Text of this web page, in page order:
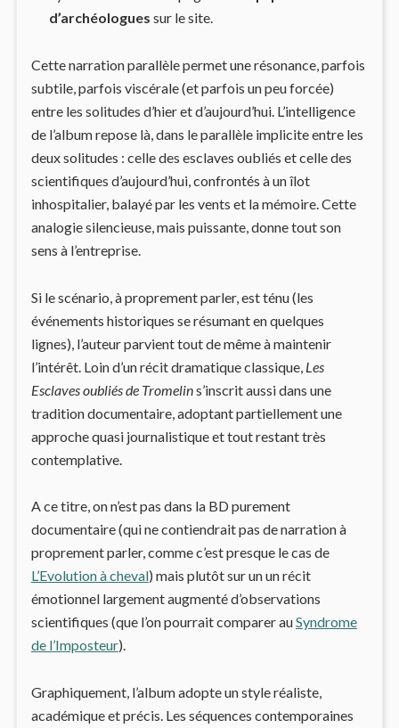
d’archéologues sur le site.
Cette narration parallèle permet une résonance, parfois
subtile, parfois viscérale (et parfois un peu forcée)
entre les solitudes d’hier et d’aujourd’hui. L’intelligence
de l’album repose là, dans le parallèle implicite entre les
deux solitudes : celle des esclaves oubliés et celle des
scientifiques d’aujourd’hui, confrontés à un îlot
inhospitalier, balayé par les vents et la mémoire. Cette
analogie silencieuse, mais puissante, donne tout son
sens à l’entreprise.
Si le scénario, à proprement parler, est ténu (les
événements historiques se résumant en quelques
lignes), l’auteur parvient tout de même à maintenir
l’intérêt. Loin d’un récit dramatique classique, Les
Esclaves oubliés de Tromelins’inscrit aussi dans une
tradition documentaire, adoptant partiellement une
approche quasi journalistique et tout restant très
contemplative.
A ce titre, on n’est pas dans la BD purement
documentaire (qui ne contiendrait pas de narration à
proprement parler, comme c’est presque le cas de
L’Evolution à cheval) mais plutôt sur un un récit
émotionnel largement augmenté d’observations
scientifiques (que l’on pourrait comparer auSyndrome
de l’Imposteur).
Graphiquement, l’album adopte un style réaliste,
académique et précis. Les séquences contemporaines